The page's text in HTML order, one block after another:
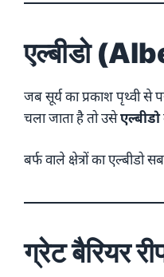
एल्बीडो
जब सूर्य का प्रकाश पृथ्वी से
चला जाता है तो उसेएल्बीडो
बर्फ वाले क्षेत्रों का एल्बीडो
ग्रेट बैरियर